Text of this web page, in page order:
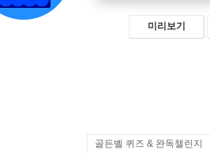
미리보기
골든벨 퀴즈 & 완독챌린지